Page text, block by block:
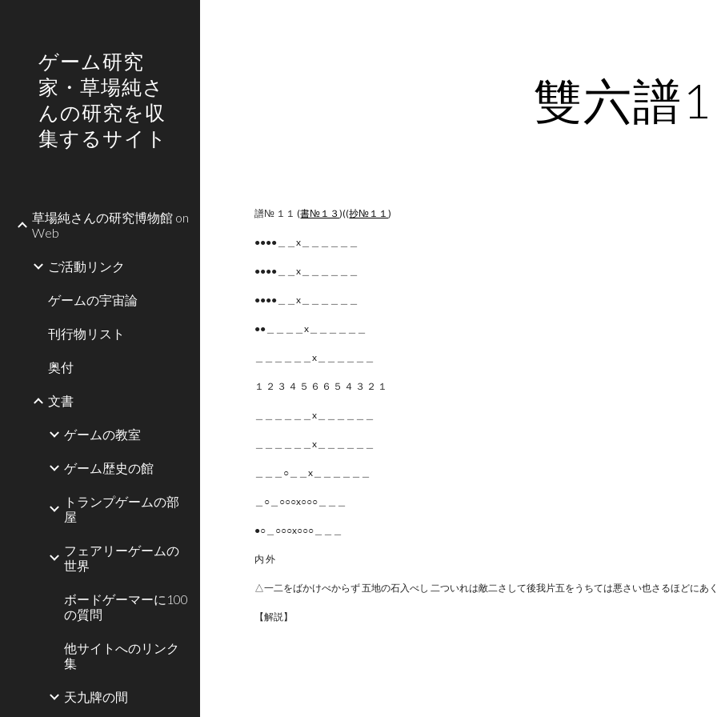
ゲーム研究
家・草場純さ
んの研究を収
集するサイト
草場純さんの研究博物館 on
Web
ご活動リンク
ゲームの宇宙論
刊行物リスト
奥付
文書
ゲームの教室
ゲーム歴史の館
トランプゲームの部
屋
フェアリーゲームの
世界
ボードゲーマーに100
の質問
他サイトへのリンク
集
天九牌の間
雙六譜
譜№ １１ (書№１３)((抄№１１)
●●●●＿＿x＿＿＿＿＿＿
●●●●＿＿x＿＿＿＿＿＿
●●●●＿＿x＿＿＿＿＿＿
●●＿＿＿＿x＿＿＿＿＿＿
＿＿＿＿＿＿x＿＿＿＿＿＿
１ ２ ３ ４ ５ ６ ６ ５ ４ ３ ２ １
＿＿＿＿＿＿x＿＿＿＿＿＿
＿＿＿＿＿＿x＿＿＿＿＿＿
＿＿＿○＿＿x＿＿＿＿＿＿
＿○＿○○○x○○○＿＿＿
●○＿○○○x○○○＿＿＿
内 外
△一二をばかけべからず 五地の石入べし 二ついれは敵二さして後我片五をうちては悪さい也さるほどにあ
【解説】